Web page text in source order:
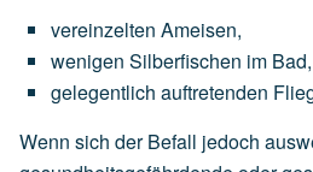
vereinzelten Ameisen,
wenigen Silberfischen im Bad,
gelegentlich auftretenden
Wenn sich der Befall jedoch